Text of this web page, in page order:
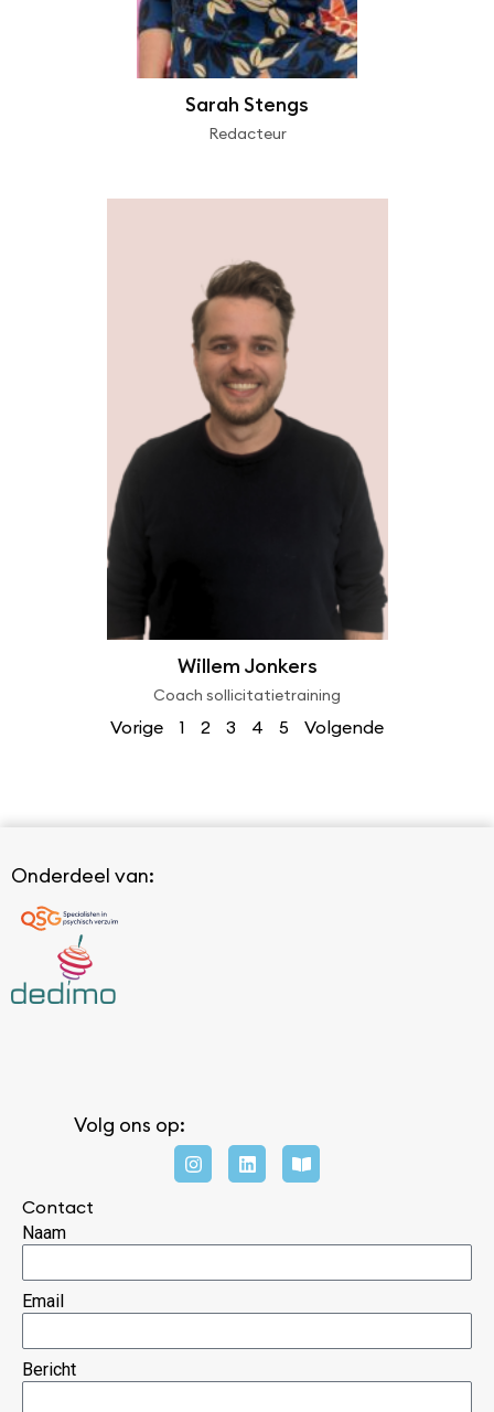
Sarah Stengs
Redacteur
Willem Jonkers
Coach sollicitatietraining
Vorige 1 2 3 4 5 Volgende
Contact
Naam
Email
Bericht
Onderdeel van:
Volg ons op: